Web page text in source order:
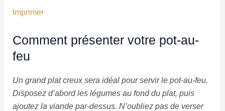
Imprimer
Comment présenter votre pot-au-
feu
Un grand plat creux sera idéal pour servir le pot-au-feu.
Disposez d’abord les légumes au fond du plat, puis
ajoutez la viande par-dessus. N’oubliez pas de verser